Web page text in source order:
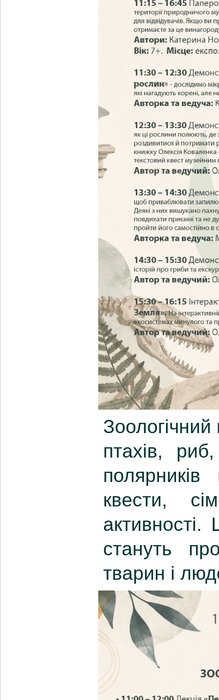
Зоологічний
птахів,
квести,
активності.
стануть
тварин і